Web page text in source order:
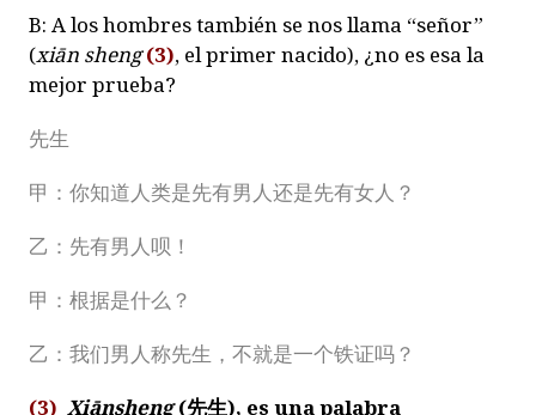
B: A los hombres también se nos llama “señor”
(xiān sheng (3), el primer nacido), ¿no es esa la
mejor prueba?
先生
甲：你知道人类是先有男人还是先有女人？
乙：先有男人呗！
甲：根据是什么？
乙：我们男人称先生，不就是一个铁证吗？
(3) Xiānsheng(先生), es una palabra